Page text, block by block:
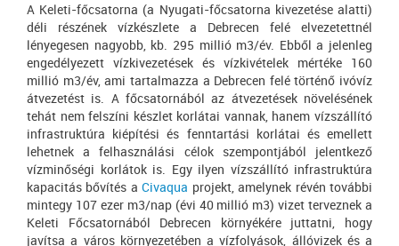
A Keleti-főcsatorna (a Nyugati-főcsatorna kivezetése alatti)
déli részének vízkészlete a Debrecen felé elvezetettnél
lényegesen nagyobb, kb. 295 millió m3/év. Ebből a jelenleg
engedélyezett vízkivezetések és vízkivételek mértéke 160
millió m3/év, ami tartalmazza a Debrecen felé történő ivóvíz
átvezetést is. A főcsatornából az átvezetések növelésének
tehát nem felszíni készlet korlátai vannak, hanem vízszállító
infrastruktúra kiépítési és fenntartási korlátai és emellett
lehetnek a felhasználási célok szempontjából jelentkező
vízminőségi korlátok is. Egy ilyen vízszállító infrastruktúra
kapacitás bővítés aCivaqua projekt, amelynek révén további
mintegy 107 ezer m3/nap (évi 40 millió m3) vizet terveznek a
Keleti Főcsatornából Debrecen környékére juttatni, hogy
javítsa a város környezetében a vízfolyások, állóvizek és a